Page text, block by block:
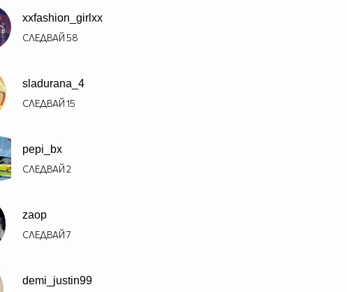
xxfashion_girlxx
СЛЕДВАЙ58
sladurana_4
СЛЕДВАЙ15
pepi_bx
СЛЕДВАЙ2
zaop
СЛЕДВАЙ7
demi_justin99